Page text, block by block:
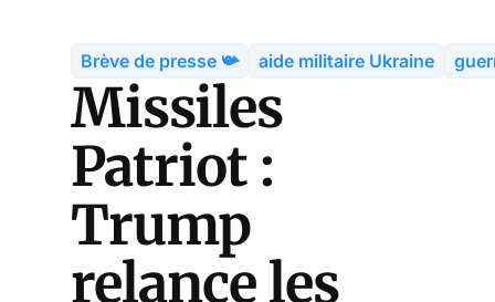
Brève de presse 📯 aide militaire Ukraine
Missiles
Patriot :
Trump
relance les